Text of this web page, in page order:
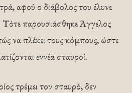
αφού ο διάβολος του έλυνε
Τότε παρουσιάσθηκε Άγγελος
να πλέκει τους κόμπους, ώστε
εννέα σταυροί.
τρέμει τον σταυρό, δεν